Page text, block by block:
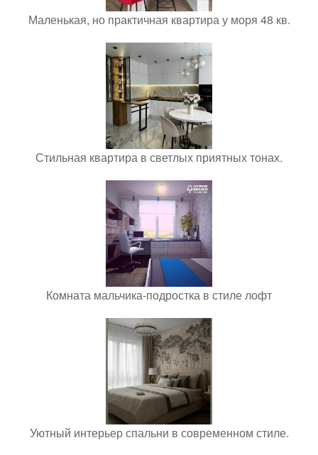
Маленькая, но практичная квартира у моря 48 кв.
Стильная квартира в светлых приятных тонах.
Комната мальчика-подростка в стиле лофт
Уютный интерьер спальни в современном стиле.